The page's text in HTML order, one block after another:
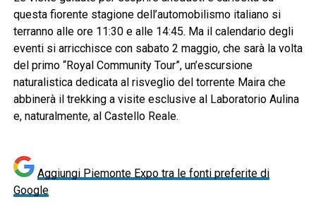
questa fiorente stagione dell’automobilismo italiano si
terranno alle ore 11:30 e alle 14:45. Ma il calendario degli
eventi si arricchisce con sabato 2 maggio, che sarà la volta
del primo “Royal Community Tour”, un’escursione
naturalistica dedicata al risveglio del torrente Maira che
abbinerà il trekking a visite esclusive al Laboratorio Aulina
e, naturalmente, al Castello Reale.
Aggiungi Piemonte Expo tra le fonti preferite di
Google